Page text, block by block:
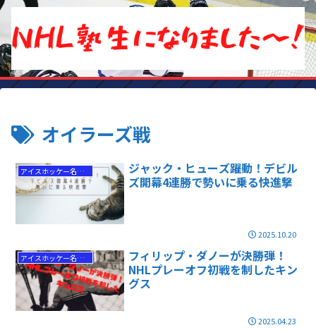
オイラーズ戦
アイスホッケー名勝負
ジャック・ヒューズ躍動！デビル
ズ開幕4連勝で勢いに乗る快進撃
2025.10.20
アイスホッケー名勝負
フィリップ・ダノーが決勝弾！
NHLプレーオフ初戦を制したキン
グス
2025.04.23